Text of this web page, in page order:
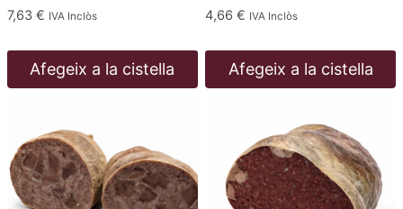
7,63 € IVA Inclòs
Afegeix a la cistella
4,66 € IVA Inclòs
Afegeix a la cistella